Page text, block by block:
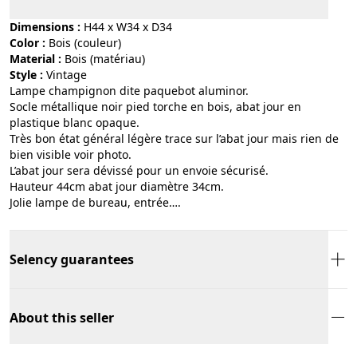
Dimensions : H44 x W34 x D34
Color :
bois (couleur)
Material :
bois (matériau)
Style :
vintage
Lampe champignon dite paquebot aluminor.
Socle métallique noir pied torche en bois, abat jour en
plastique blanc opaque.
Très bon état général légère trace sur l’abat jour mais rien de
bien visible voir photo.
L’abat jour sera dévissé pour un envoie sécurisé.
Hauteur 44cm abat jour diamètre 34cm.
Jolie lampe de bureau, entrée….
Selency guarantees
About this seller